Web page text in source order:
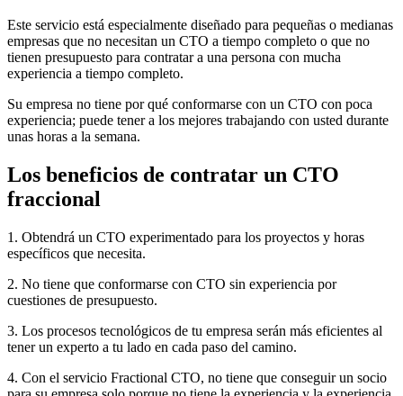
Este servicio está especialmente diseñado para pequeñas o medianas
empresas que no necesitan un CTO a tiempo completo o que no
tienen presupuesto para contratar a una persona con mucha
experiencia a tiempo completo.
Su empresa no tiene por qué conformarse con un CTO con poca
experiencia; puede tener a los mejores trabajando con usted durante
unas horas a la semana.
Los beneficios de contratar un CTO
fraccional
1. Obtendrá un CTO experimentado para los proyectos y horas
específicos que necesita.
2. No tiene que conformarse con CTO sin experiencia por
cuestiones de presupuesto.
3. Los procesos tecnológicos de tu empresa serán más eficientes al
tener un experto a tu lado en cada paso del camino.
4. Con el servicio Fractional CTO, no tiene que conseguir un socio